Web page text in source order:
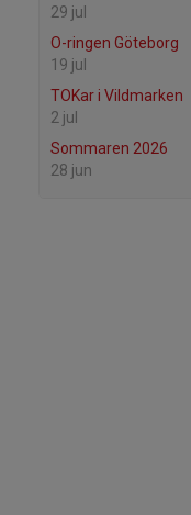
29 jul
O-ringen Göteborg
19 jul
TOKar i Vildmarken
2 jul
Sommaren 2026
28 jun